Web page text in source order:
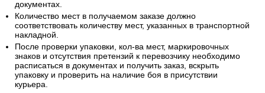
документах.
Количество мест в получаемом заказе должно
соответствовать количеству мест, указанных в транспортной
накладной.
После проверки упаковки, кол-ва мест, маркировочных
знаков и отсутствия претензий к перевозчику необходимо
расписаться в документах и получить заказ, вскрыть
упаковку и проверить на наличие боя в присутствии
курьера.